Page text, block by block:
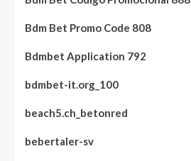
Bdm Bet Promo Code 808
Bdmbet Application 792
bdmbet-it.org_100
beach5.ch_betonred
bebertaler-sv